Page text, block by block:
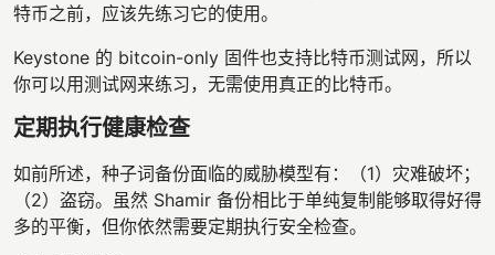
特币之前，应该先练习它的使用。
Keystone 的 bitcoin-only 固件也支持比特币测试网，所以
你可以用测试网来练习，无需使用真正的比特币。
定期执行健康检查
如前所述，种子词备份面临的威胁模型有：（1）灾难破坏；
（2）盗窃。虽然 Shamir 备份相比于单纯复制能够取得好得
多的平衡，但你依然需要定期执行安全检查。